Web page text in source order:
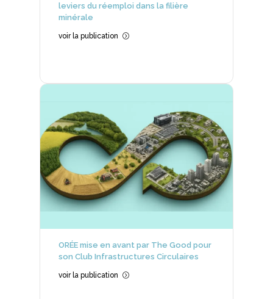
leviers du réemploi dans la filière
minérale
voir la publication =
ORÉE mise en avant par The Good pour
son Club Infrastructures Circulaires
voir la publication =